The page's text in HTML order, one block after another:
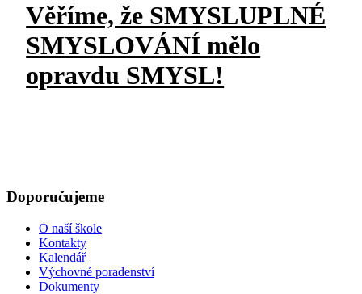
Věříme, že SMYSLUPLNÉ
SMYSLOVÁNÍ mělo
opravdu SMYSL!
Doporučujeme
O naší škole
Kontakty
Kalendář
Výchovné poradenství
Dokumenty